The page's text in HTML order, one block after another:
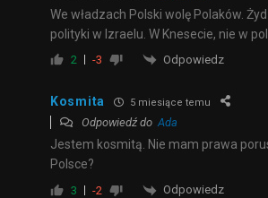
We władzach Polski wolę Polaków.
polityki w Izraelu. W Knesecie, nie w
2 -3 Odpowiedz
Kosmita 5 miesiące temu
Odpowiedź doAda
Jestem kosmitą. Nie mam prawa
Polsce?
3 -2 Odpowiedz